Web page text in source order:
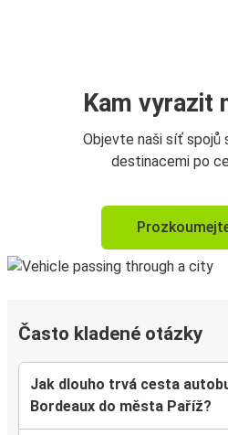
Kam vyrazit
Objevte naši síť spojů
destinacemi po
Často kladené otázky
Jak dlouho trvá cesta
Bordeaux do města Paříž?